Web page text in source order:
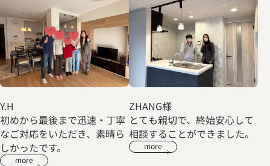
Y.H
初めから最後まで迅速・丁寧
なご対応をいただき、素晴ら
しかったです。
more
ZHANG様
とても親切で、終始安心して
相談することができました。
more